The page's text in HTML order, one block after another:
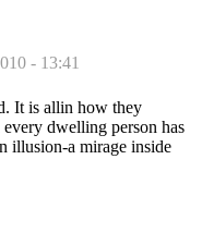
- 13:41
It is allin how they
every dwelling person has
illusion-a mirage inside